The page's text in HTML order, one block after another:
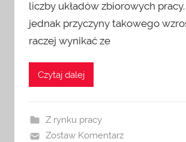
liczby układów zbiorowych
jednak przyczyny takowego
raczej wynikać ze
Czytaj dalej
Z rynku pracy
Zostaw Komentarz